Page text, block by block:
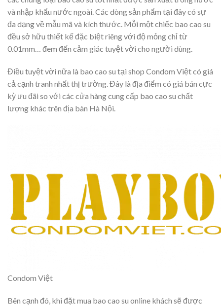
và nhập khẩu nước ngoài. Các dòng sản phẩm tại đây có sự
đa dạng về mẫu mã và kích thước. Mỗi một chiếc bao cao su
đều sở hữu thiết kế đặc biệt riêng với độ mỏng chỉ từ
0.01mm… đem đến cảm giác tuyệt vời cho người dùng.
Điều tuyệt vời nữa là bao cao su tại shop Condom Việt có giá
cả cạnh tranh nhất thị trường. Đây là địa điểm có giá bán cực
kỳ ưu đãi so với các cửa hàng cung cấp bao cao su chất
lượng khác trên địa bàn Hà Nội.
Condom Việt
Bên cạnh đó, khi đặt mua bao cao su online khách sẽ được